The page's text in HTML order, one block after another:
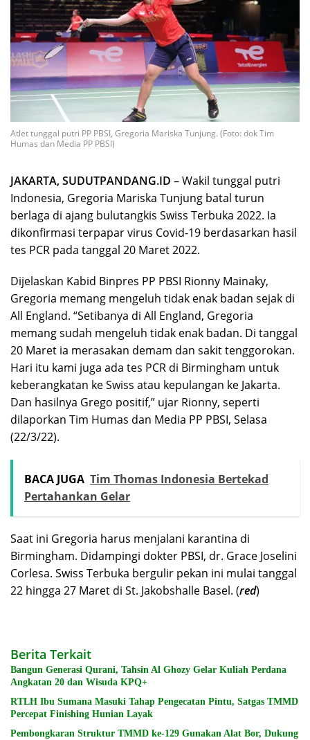
Atlet tunggal putri PP PBSI, Gregoria Mariska Tunjung. (Foto: dok Tim
Humas dan Media PP PBSI)
JAKARTA, SUDUTPANDANG.ID – Wakil tunggal putri
Indonesia, Gregoria Mariska Tunjung batal turun
berlaga di ajang bulutangkis Swiss Terbuka 2022. Ia
dikonfirmasi terpapar virus Covid-19 berdasarkan hasil
tes PCR pada tanggal 20 Maret 2022.
Dijelaskan Kabid Binpres PP PBSI Rionny Mainaky,
Gregoria memang mengeluh tidak enak badan sejak di
All England. “Setibanya di All England, Gregoria
memang sudah mengeluh tidak enak badan. Di tanggal
20 Maret ia merasakan demam dan sakit tenggorokan.
Hari itu kami juga ada tes PCR di Birmingham untuk
keberangkatan ke Swiss atau kepulangan ke Jakarta.
Dan hasilnya Grego positif,” ujar Rionny, seperti
dilaporkan Tim Humas dan Media PP PBSI, Selasa
(22/3/22).
BACA JUGA Tim Thomas Indonesia Bertekad
Pertahankan Gelar
Saat ini Gregoria harus menjalani karantina di
Birmingham. Didampingi dokter PBSI, dr. Grace Joselini
Corlesa. Swiss Terbuka bergulir pekan ini mulai tanggal
22 hingga 27 Maret di St. Jakobshalle Basel. (red)
Berita Terkait
Bangun Generasi Qurani, Tahsin Al Ghozy Gelar Kuliah Perdana
Angkatan 20 dan Wisuda KPQ+
RTLH Ibu Sumana Masuki Tahap Pengecatan Pintu, Satgas TMMD
Percepat Finishing Hunian Layak
Pembongkaran Struktur TMMD ke-129 Gunakan Alat Bor, Dukung